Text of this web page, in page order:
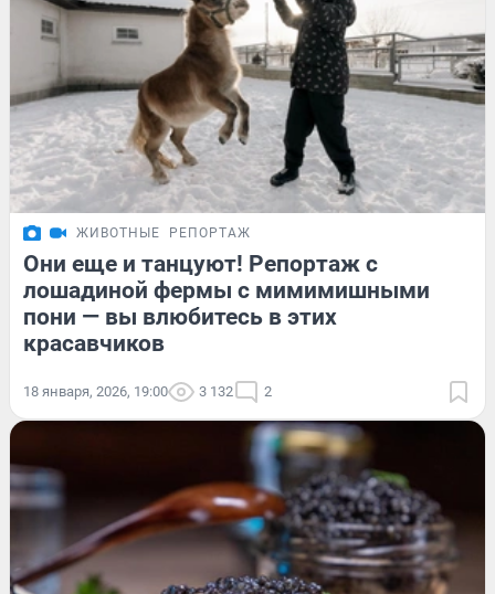
ЖИВОТНЫЕ РЕПОРТАЖ
Они еще и танцуют! Репортаж с
лошадиной фермы с мимимишными
пони — вы влюбитесь в этих
красавчиков
18 января, 2026, 19:00 3 132 2